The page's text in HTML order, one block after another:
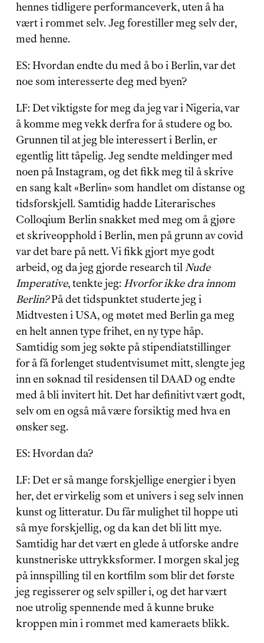
hennes tidligere performanceverk, uten å ha
vært i rommet selv. Jeg forestiller meg selv der,
med henne.
ES: Hvordan endte du med å bo i Berlin, var det
noe som interesserte deg med byen?
LF: Det viktigste for meg da jeg var i Nigeria, var
å komme meg vekk derfra for å studere og bo.
Grunnen til at jeg ble interessert i Berlin, er
egentlig litt tåpelig. Jeg sendte meldinger med
noen på Instagram, og det fikk meg til å skrive
en sang kalt «Berlin» som handlet om distanse og
tidsforskjell. Samtidig hadde Literarisches
Colloqium Berlin snakket med meg om å gjøre
et skriveopphold i Berlin, men på grunn av covid
var det bare på nett. Vi fikk gjort mye godt
arbeid, og da jeg gjorde research til Nude
Imperative, tenkte jeg: Hvorfor ikke dra innom
Berlin? På det tidspunktet studerte jeg i
Midtvesten i USA, og møtet med Berlin ga meg
en helt annen type frihet, en ny type håp.
Samtidig som jeg søkte på stipendiatstillinger
for å få forlenget studentvisumet mitt, slengte jeg
inn en søknad til residensen til DAAD og endte
med å bli invitert hit. Det har definitivt vært godt,
selv om en også må være forsiktig med hva en
ønsker seg.
ES: Hvordan da?
LF: Det er så mange forskjellige energier i byen
her, det er virkelig som et univers i seg selv innen
kunst og litteratur. Du får mulighet til hoppe uti
så mye forskjellig, og da kan det bli litt mye.
Samtidig har det vært en glede å utforske andre
kunstneriske uttrykksformer. I morgen skal jeg
på innspilling til en kortfilm som blir det første
jeg regisserer og selv spiller i, og det har vært
noe utrolig spennende med å kunne bruke
kroppen min i rommet med kameraets blikk.